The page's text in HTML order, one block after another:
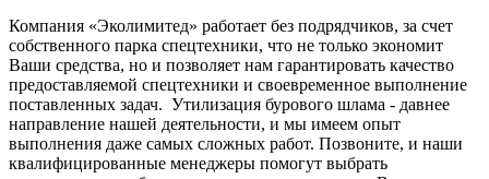
Компания «Эколимитед» работает без подрядчиков, за счет
собственного парка спецтехники, что не только экономит
Ваши средства, но и позволяет нам гарантировать качество
предоставляемой спецтехники и своевременное выполнение
поставленных задач. Утилизация бурового шлама - давнее
направление нашей деятельности, и мы имеем опыт
выполнения даже самых сложных работ. Позвоните, и наши
квалифицированные менеджеры помогут выбрать